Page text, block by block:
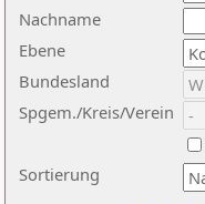
Nachname
Ebene
Sortierung
Bundesland
Spgem./Kreis/Verein